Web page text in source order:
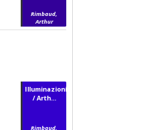
Rimbaud,
Arthur
Illuminazioni
/ Arth...
Rimbaud,